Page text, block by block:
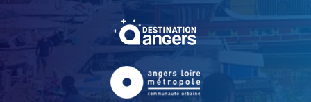
Jardin de pied d'immeuble "Le Saule", boulevard des Deux-Croix.
, Ouvre une nouvelle
, Ouvre une nouvelle